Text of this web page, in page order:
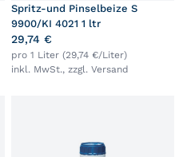
Spritz-und Pinselbeize S
9900/KI 4021 1 ltr
29,74 €
pro 1 Liter (29,74 €/Liter)
inkl. MwSt., zzgl. Versand